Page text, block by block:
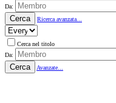
Da:
Cerca Ricerca avanzata...
Cerca nel titolo
Da:
Cerca Avanzate...